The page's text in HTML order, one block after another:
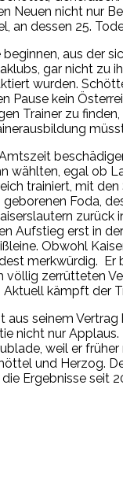
nicht nur
an dessen 25.
aus der
gar nicht
wurden.
Pause kein
Trainer zu
wählten, egal
trainiert, mit
Foda,
Aufstieg erst
Obwohl
merkwürdig.
zerrütteten
kämpft
seinem
nicht nur
weil er
und Herzog.
Ergebnisse seit